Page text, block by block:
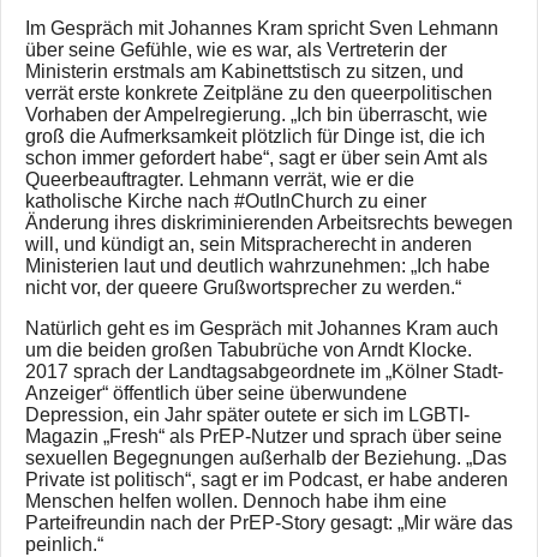
Im Gespräch mit Johannes Kram spricht Sven Lehmann
über seine Gefühle, wie es war, als Vertreterin der
Ministerin erstmals am Kabinettstisch zu sitzen, und
verrät erste konkrete Zeitpläne zu den queerpolitischen
Vorhaben der Ampelregierung. „Ich bin überrascht, wie
groß die Aufmerksamkeit plötzlich für Dinge ist, die ich
schon immer gefordert habe“, sagt er über sein Amt als
Queerbeauftragter. Lehmann verrät, wie er die
katholische Kirche nach #OutInChurch zu einer
Änderung ihres diskriminierenden Arbeitsrechts bewegen
will, und kündigt an, sein Mitspracherecht in anderen
Ministerien laut und deutlich wahrzunehmen: „Ich habe
nicht vor, der queere Grußwortsprecher zu werden.“
Natürlich geht es im Gespräch mit Johannes Kram auch
um die beiden großen Tabubrüche von Arndt Klocke.
2017 sprach der Landtagsabgeordnete im „Kölner Stadt-
Anzeiger“ öffentlich über seine überwundene
Depression, ein Jahr später outete er sich im LGBTI-
Magazin „Fresh“ als PrEP-Nutzer und sprach über seine
sexuellen Begegnungen außerhalb der Beziehung. „Das
Private ist politisch“, sagt er im Podcast, er habe anderen
Menschen helfen wollen. Dennoch habe ihm eine
Parteifreundin nach der PrEP-Story gesagt: „Mir wäre das
peinlich.“